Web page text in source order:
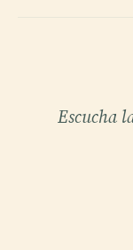
Escucha